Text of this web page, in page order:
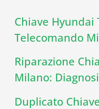
Chiave Hyundai
Telecomando
Riparazione
Milano:
Duplicato